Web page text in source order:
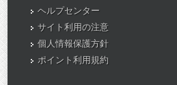
ヘルプセンター
サイト利用の注意
個人情報保護方針
ポイント利用規約